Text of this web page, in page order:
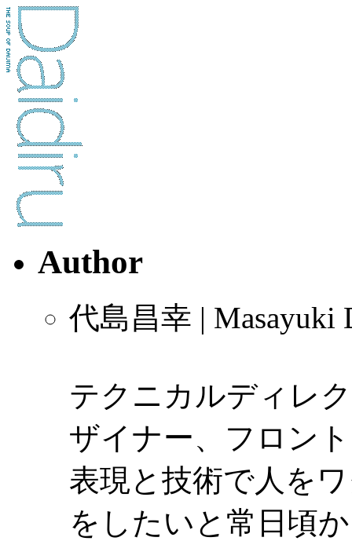
Author
代島昌幸 | Masayuki
テクニカルディレ
ザイナー、フロン
表現と技術で人を
をしたいと常日頃